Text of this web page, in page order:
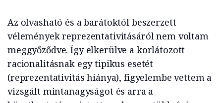
Az olvasható és a barátoktól beszerzett
vélemények reprezentativitásáról nem voltam
meggyőződve. Így elkerülve a korlátozott
racionalitásnak egy tipikus esetét
(reprezentativitás hiánya), figyelembe vettem a
vizsgált mintanagyságot és arra a